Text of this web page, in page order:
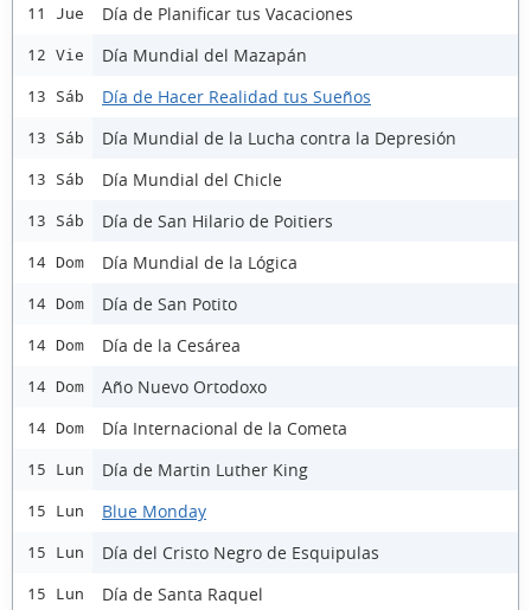
11 Jue Día de Planificar tus Vacaciones
12 Vie Día Mundial del Mazapán
13 Sáb Día de Hacer Realidad tus Sueños
13 Sáb Día Mundial de la Lucha contra la Depresión
13 Sáb Día Mundial del Chicle
13 Sáb Día de San Hilario de Poitiers
14 Dom Día Mundial de la Lógica
14 Dom Día de San Potito
14 Dom Día de la Cesárea
14 Dom Año Nuevo Ortodoxo
14 Dom Día Internacional de la Cometa
15 Lun Día de Martin Luther King
15 Lun Blue Monday
15 Lun Día del Cristo Negro de Esquipulas
15 Lun Día de Santa Raquel